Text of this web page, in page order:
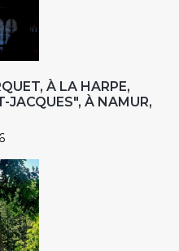
À LA HARPE,
JACQUES", À NAMUR,